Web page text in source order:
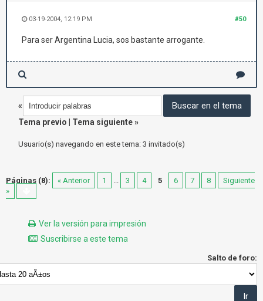
#50
03-19-2004, 12:19 PM
Para ser Argentina Lucia, sos bastante arrogante.
«
Tema previo
Tema siguiente»
Usuario(s) navegando en este tema: 3 invitado(s)
Páginas (8): « Anterior 1 ... 3 4 5 6 7 8
Siguiente
»
Ver la versión para impresión
Suscribirse a este tema
Salto de foro: